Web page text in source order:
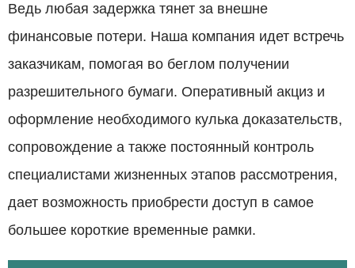
Ведь любая задержка тянет за внешне
финансовые потери. Наша компания идет встречь
заказчикам, помогая во беглом получении
разрешительного бумаги. Оперативный акциз и
оформление необходимого кулька доказательств,
сопровождение а также постоянный контроль
специалистами жизненных этапов рассмотрения,
дает возможность приобрести доступ в самое
большее короткие временные рамки.